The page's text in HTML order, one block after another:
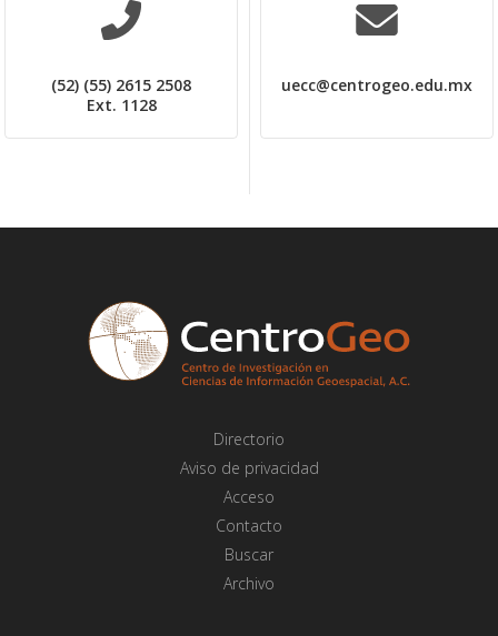
(52) (55) 2615 2508
Ext. 1128
uecc@centrogeo.edu.mx
Directorio
Aviso de privacidad
Acceso
Contacto
Buscar
Archivo